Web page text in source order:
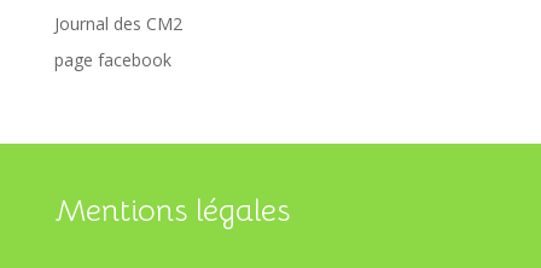
Journal des CM2
page facebook
Mentions légales